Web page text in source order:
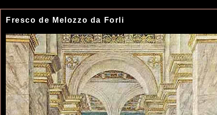
Fresco de Melozzo da Forli